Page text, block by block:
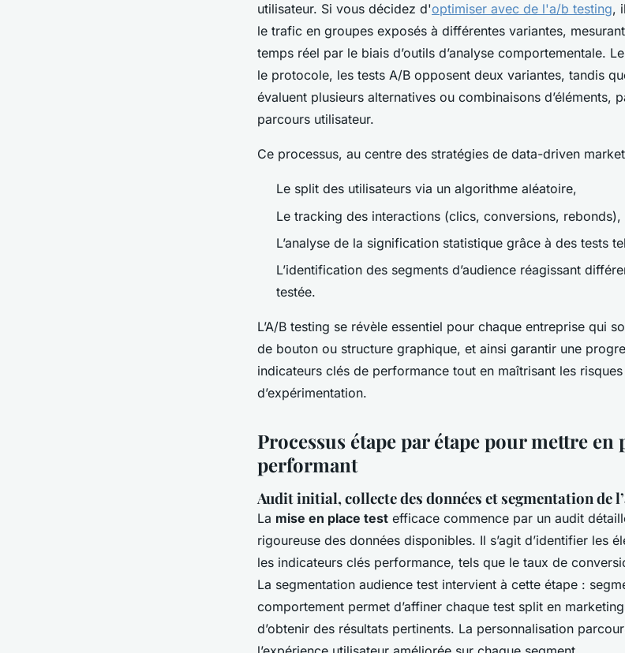
utilisateur. Si vous décidez d'optimiser avec de l'a/b testing,
le trafic en groupes exposés à différentes variantes,
temps réel par le biais d’outils d’analyse comportementale.
le protocole, les tests A/B opposent deux variantes, tandis
évaluent plusieurs alternatives ou combinaisons d’éléments,
parcours utilisateur.
Ce processus, au centre des stratégies de data-driven
Le split des utilisateurs via un algorithme aléatoire,
Le tracking des interactions (clics, conversions, rebonds),
L’analyse de la signification statistique grâce à des tests
L’identification des segments d’audience réagissant
testée.
L’A/B testing se révèle essentiel pour chaque entreprise qui
de bouton ou structure graphique, et ainsi garantir une
indicateurs clés de performance tout en maîtrisant les
d’expérimentation.
Processus étape par étape pour mettre en
performant
Audit initial, collecte des données et segmentation de
La mise en place test efficace commence par un audit
rigoureuse des données disponibles. Il s’agit d’identifier les
les indicateurs clés performance, tels que le taux de
La segmentation audience test intervient à cette étape :
comportement permet d’affiner chaque test split en
d’obtenir des résultats pertinents. La personnalisation